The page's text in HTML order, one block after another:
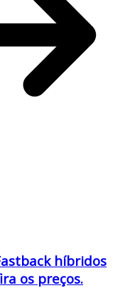
híbridos
os preços.